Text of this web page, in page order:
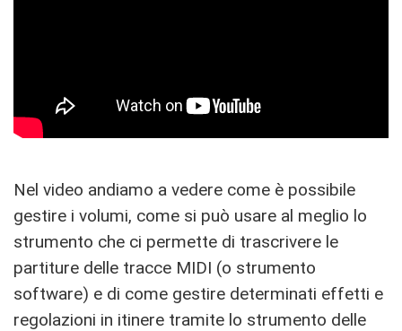
Nel video andiamo a vedere come è possibile
gestire i volumi, come si può usare al meglio lo
strumento che ci permette di trascrivere le
partiture delle tracce MIDI (o strumento
software) e di come gestire determinati effetti e
regolazioni in itinere tramite lo strumento delle